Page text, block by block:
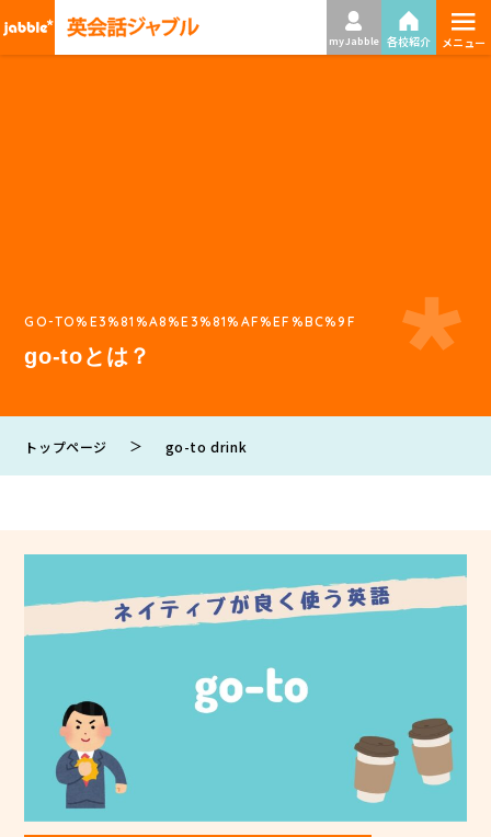
my Jabble 各校紹介 ≡
メニュー
GO-TO%E3%81%A8%E3%81%AF%EF%BC%9F
go-toとは？
トップページ ＞ go-to drink